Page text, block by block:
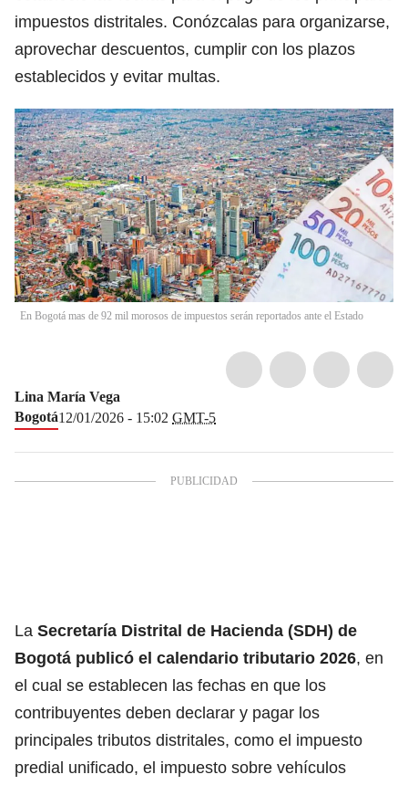
impuestos distritales. Conózcalas para organizarse,
aprovechar descuentos, cumplir con los plazos
establecidos y evitar multas.
En Bogotá mas de 92 mil morosos de impuestos serán reportados ante el Estado
Lina María Vega
Bogotá12/01/2026 - 15:02 GMT-5
La Secretaría Distrital de Hacienda (SDH) de
Bogotá publicó el calendario tributario 2026, en
el cual se establecen las fechas en que los
contribuyentes deben declarar y pagar los
principales tributos distritales, como el impuesto
predial unificado, el impuesto sobre vehículos